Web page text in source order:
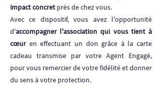
impact concret près de chez vous.
Avec ce dispositif, vous avez l'opportunité
d'accompagner l'association qui vous tient à
cœuren effectuant un don grâce à la carte
cadeau transmise par votre Agent Engagé,
pour vous remercier de votre fidélité et donner
du sens à votre protection.